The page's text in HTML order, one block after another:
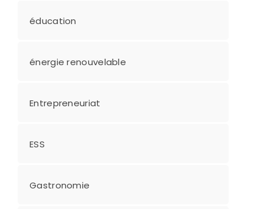
éducation
énergie renouvelable
Entrepreneuriat
ESS
Gastronomie